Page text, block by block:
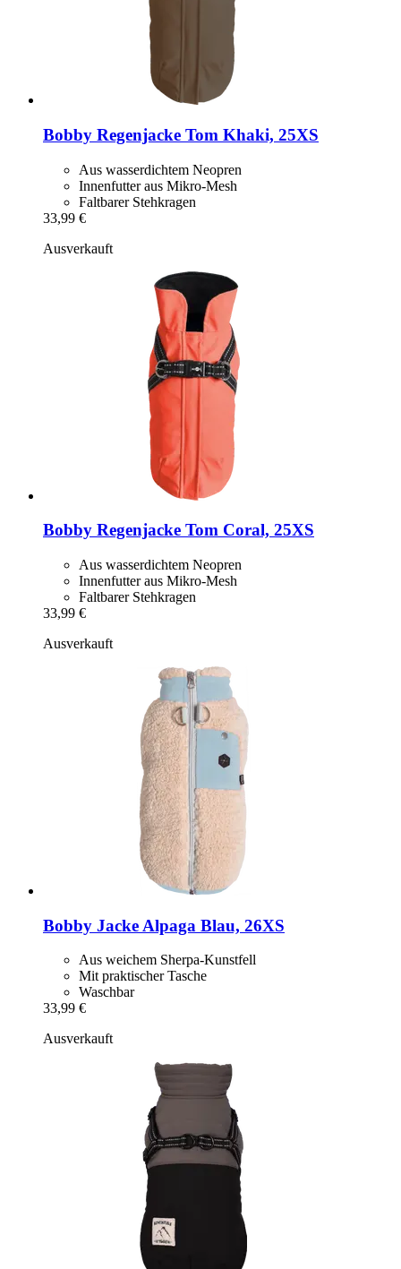
Bobby Regenjacke Tom Khaki, 25XS
Aus wasserdichtem Neopren
Innenfutter aus Mikro-Mesh
Faltbarer Stehkragen
33,99 €
Ausverkauft
Bobby Regenjacke Tom Coral, 25XS
Aus wasserdichtem Neopren
Innenfutter aus Mikro-Mesh
Faltbarer Stehkragen
33,99 €
Ausverkauft
Bobby Jacke Alpaga Blau, 26XS
Aus weichem Sherpa-Kunstfell
Mit praktischer Tasche
Waschbar
33,99 €
Ausverkauft